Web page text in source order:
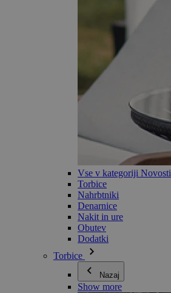
Vse v kategoriji Novosti
Torbice
Nahrbtniki
Denarnice
Nakit in ure
Obutev
Dodatki
Torbice
Nazaj
Show more